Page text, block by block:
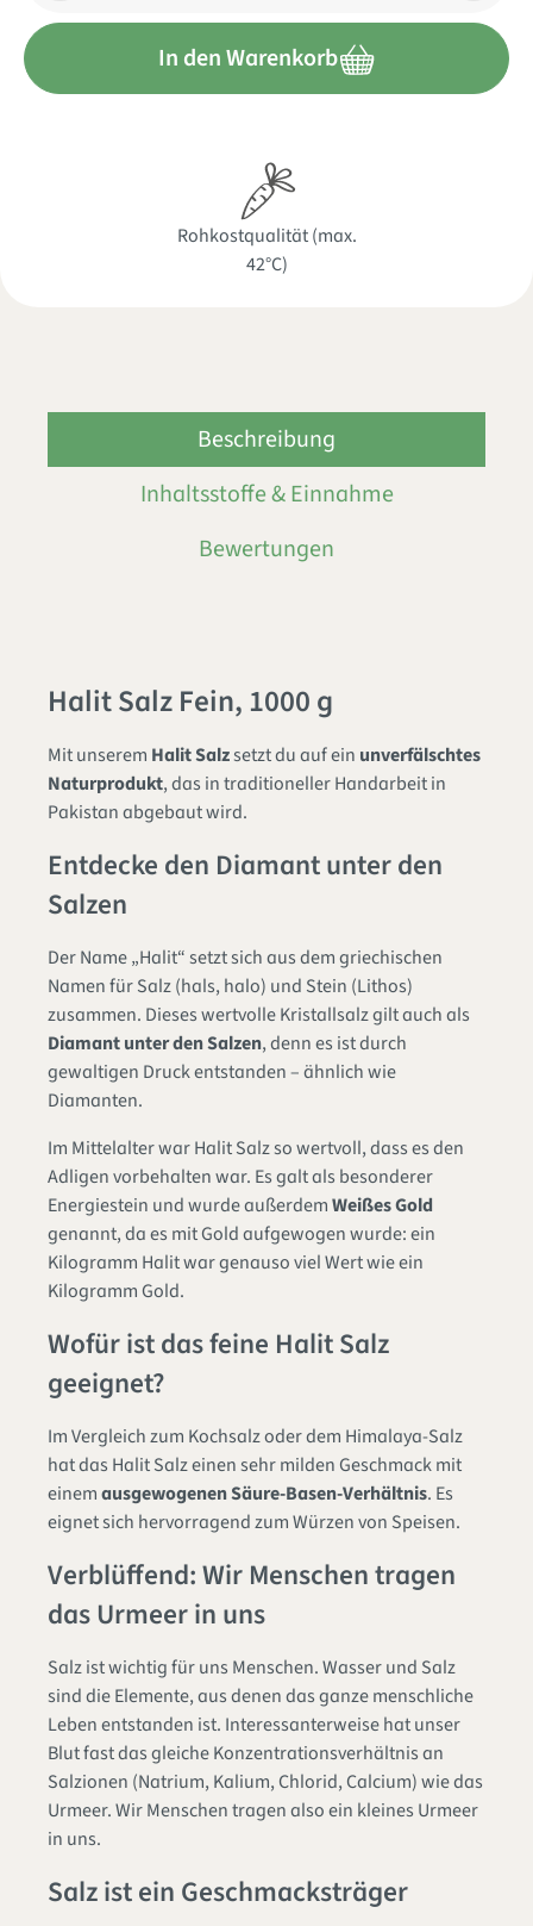
In den Warenkorb
Rohkostqualität (max.
42°C)
Beschreibung
Inhaltsstoffe & Einnahme
Bewertungen
Halit Salz Fein, 1000 g
Mit unserem Halit Salzsetzt du auf ein unverfälschtes
Naturprodukt, das in traditioneller Handarbeit in
Pakistan abgebaut wird.
Entdecke den Diamant unter den
Salzen
Der Name „Halit“ setzt sich aus dem griechischen
Namen für Salz (hals, halo) und Stein (Lithos)
zusammen. Dieses wertvolle Kristallsalz gilt auch als
Diamant unter den Salzen, denn es ist durch
gewaltigen Druck entstanden – ähnlich wie
Diamanten.
Im Mittelalter war Halit Salz so wertvoll, dass es den
Adligen vorbehalten war. Es galt als besonderer
Energiestein und wurde außerdemWeißes Gold
genannt, da es mit Gold aufgewogen wurde: ein
Kilogramm Halit war genauso viel Wert wie ein
Kilogramm Gold.
Wofür ist das feine Halit Salz
geeignet?
Im Vergleich zum Kochsalz oder dem Himalaya-Salz
hat das Halit Salz einen sehr milden Geschmack mit
einemausgewogenen Säure-Basen-Verhältnis. Es
eignet sich hervorragend zum Würzen von Speisen.
Verblüffend: Wir Menschen tragen
das Urmeer in uns
Salz ist wichtig für uns Menschen. Wasser und Salz
sind die Elemente, aus denen das ganze menschliche
Leben entstanden ist. Interessanterweise hat unser
Blut fast das gleiche Konzentrationsverhältnis an
Salzionen (Natrium, Kalium, Chlorid, Calcium) wie das
Urmeer. Wir Menschen tragen also ein kleines Urmeer
in uns.
Salz ist ein Geschmacksträger